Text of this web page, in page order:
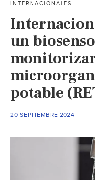
no
usan
(El
INTERNACIONALES
un
potable
20 SEPTIEMBRE 2024